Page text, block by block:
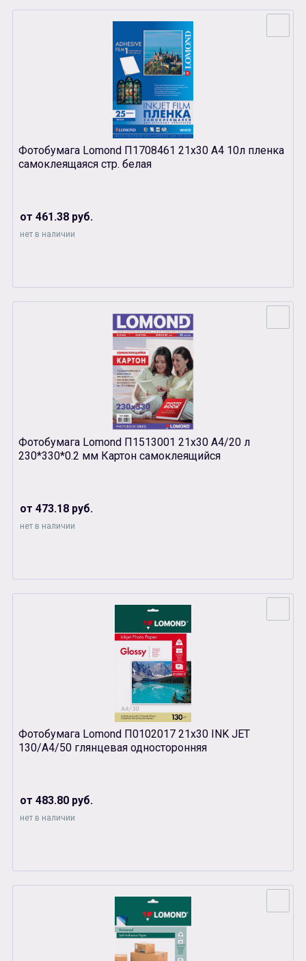
Фотобумага Lomond П1708461 21х30 А4 10л пленка
самоклеящаяся стр. белая
от 461.38 руб.
нет в наличии
Фотобумага Lomond П1513001 21х30 А4/20 л
230*330*0.2 мм Картон самоклеящийся
от 473.18 руб.
нет в наличии
Фотобумага Lomond П0102017 21х30 INK JET
130/A4/50 глянцевая односторонняя
от 483.80 руб.
нет в наличии